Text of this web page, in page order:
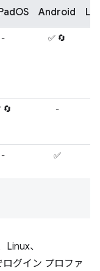
Android
- ✅ 🔄
🔄 -
- ✅
、
グイン プロファ